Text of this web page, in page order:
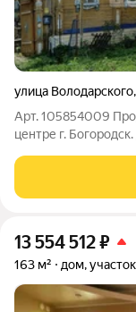
улица Володарского,
Арт. 105854009
центре г.
центральный
Приглашаем на
13 554 512₽
163 м² дом, участок